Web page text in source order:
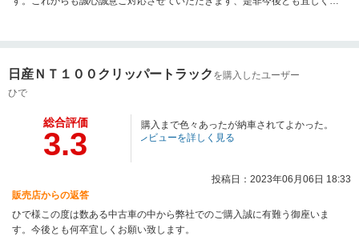
日産ＮＴ１００クリッパートラック を購入したユーザー
ひで
総合評価
3.3
購入まで色々あったが納車されてよかった。
レビューを詳しく見る
投稿日：2023年06月06日 18:33
販売店からの返答
ひで様この度は数ある中古車の中から弊社でのご購入誠に有難う御座いま
す。今後とも何卒宜しくお願い致します。